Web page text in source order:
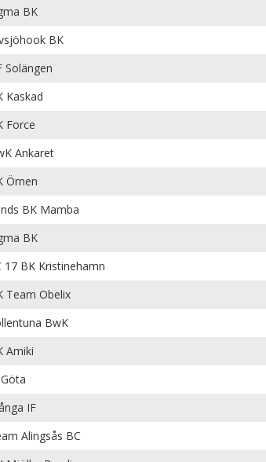
BK
BK
Solängen
Kaskad
Force
Ankaret
Örnen
BK Mamba
BK
17 BK Kristinehamn
Team Obelix
BwK
Amiki
IF
Alingsås BC